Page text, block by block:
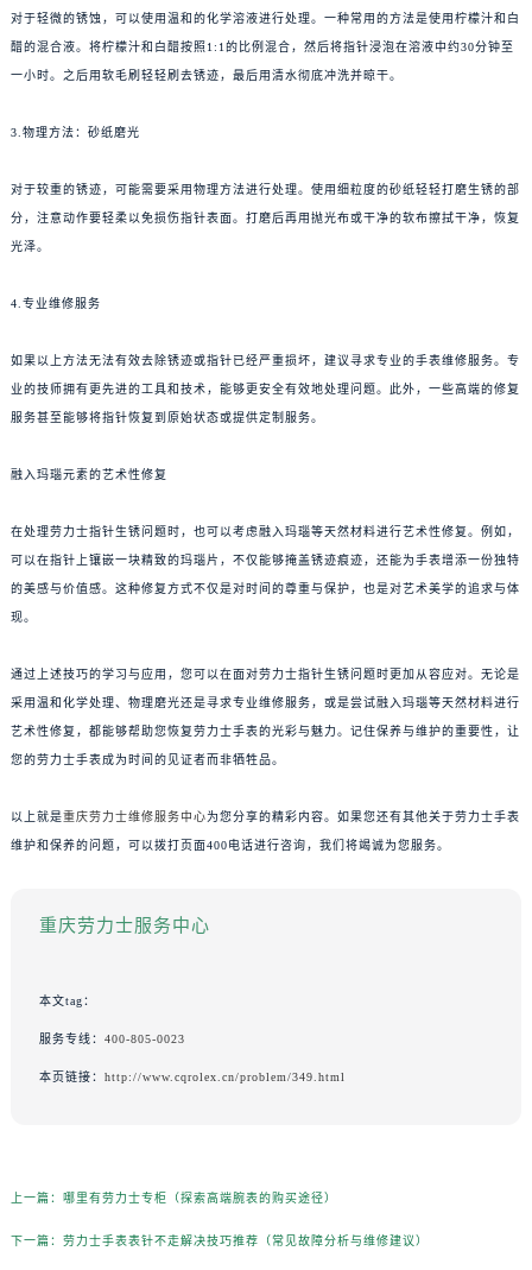
对于轻微的锈蚀，可以使用温和的化学溶液进行处理。一种常用的方法是使用柠檬汁和白
醋的混合液。将柠檬汁和白醋按照1:1的比例混合，然后将指针浸泡在溶液中约30分钟至
一小时。之后用软毛刷轻轻刷去锈迹，最后用清水彻底冲洗并晾干。
3.物理方法：砂纸磨光
对于较重的锈迹，可能需要采用物理方法进行处理。使用细粒度的砂纸轻轻打磨生锈的部
分，注意动作要轻柔以免损伤指针表面。打磨后再用抛光布或干净的软布擦拭干净，恢复
光泽。
4.专业维修服务
如果以上方法无法有效去除锈迹或指针已经严重损坏，建议寻求专业的手表维修服务。专
业的技师拥有更先进的工具和技术，能够更安全有效地处理问题。此外，一些高端的修复
服务甚至能够将指针恢复到原始状态或提供定制服务。
融入玛瑙元素的艺术性修复
在处理劳力士指针生锈问题时，也可以考虑融入玛瑙等天然材料进行艺术性修复。例如，
可以在指针上镶嵌一块精致的玛瑙片，不仅能够掩盖锈迹痕迹，还能为手表增添一份独特
的美感与价值感。这种修复方式不仅是对时间的尊重与保护，也是对艺术美学的追求与体
现。
通过上述技巧的学习与应用，您可以在面对劳力士指针生锈问题时更加从容应对。无论是
采用温和化学处理、物理磨光还是寻求专业维修服务，或是尝试融入玛瑙等天然材料进行
艺术性修复，都能够帮助您恢复劳力士手表的光彩与魅力。记住保养与维护的重要性，让
您的劳力士手表成为时间的见证者而非牺牲品。
以上就是重庆劳力士维修服务中心为您分享的精彩内容。如果您还有其他关于劳力士手表
维护和保养的问题，可以拨打页面400电话进行咨询，我们将竭诚为您服务。
重庆劳力士服务中心
本文tag：
服务专线： 400-805-0023
本页链接： http://www.cqrolex.cn/problem/349.html
上一篇： 哪里有劳力士专柜（探索高端腕表的购买途径）
下一篇： 劳力士手表表针不走解决技巧推荐（常见故障分析与维修建议）